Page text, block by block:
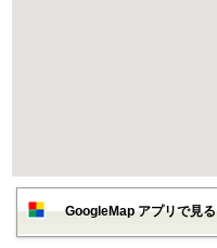
GoogleMap アプリで見る